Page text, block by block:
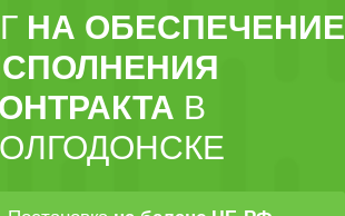
НА ОБЕСПЕЧЕНИЕ
В